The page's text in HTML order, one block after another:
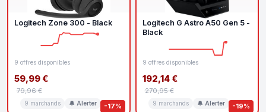
-17%
Logitech Zone 300 - Black
9 offres disponibles
59,99 €
79,96 €
9 marchands 🔔 Alerter -19%
Logitech G Astro A50 Gen 5 -
Black
9 offres disponibles
192,14 €
270,95 €
9 marchands 🔔 Alerter